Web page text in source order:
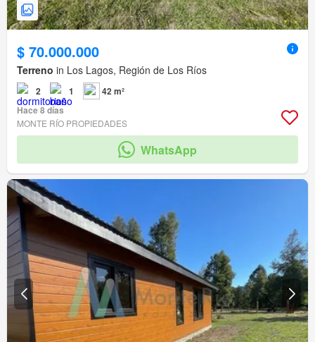
$ 70.000.000
Terreno in Los Lagos, Región de Los Ríos
2 1
42 m²
Hace 8 días
MONTE RÍO PROPIEDADES
WhatsApp